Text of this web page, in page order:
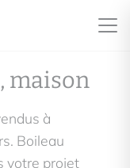
maison
à
Boileau
votre projet